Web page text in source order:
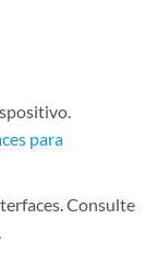
para
Consulte
.